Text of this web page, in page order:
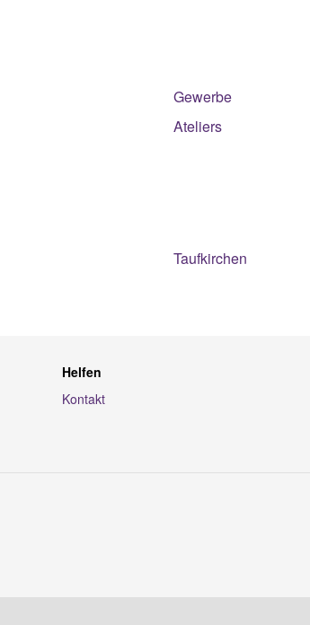
Gewerbe
Ateliers
Taufkirchen
Helfen
Kontakt